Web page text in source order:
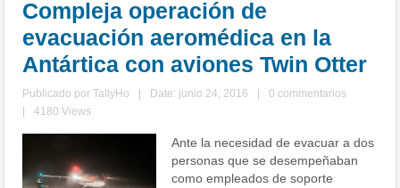
Compleja operación de
evacuación aeromédica en la
Antártica con aviones Twin Otter
Publicado porTallyHo Date: junio 24, 2016
0 commentarios
4180 Views
Ante la necesidad de evacuar a dos
personas que se desempeñaban
como empleados de soporte